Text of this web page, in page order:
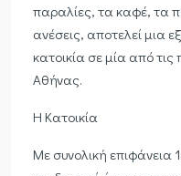
παραλίες, τα καφέ, τα
ανέσεις, αποτελεί μια
κατοικία σε μία από τις
Αθήνας.
Η Κατοικία
Με συνολική επιφάνεια